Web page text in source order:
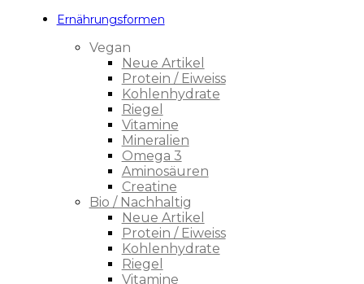
Ernährungsformen
Vegan
Neue Artikel
Protein / Eiweiss
Kohlenhydrate
Riegel
Vitamine
Mineralien
Omega 3
Aminosäuren
Creatine
Bio / Nachhaltig
Neue Artikel
Protein / Eiweiss
Kohlenhydrate
Riegel
Vitamine